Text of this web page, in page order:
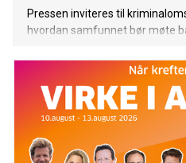
Pressen inviteres til
hvordan samfunnet bør møte
fra den senere tid.